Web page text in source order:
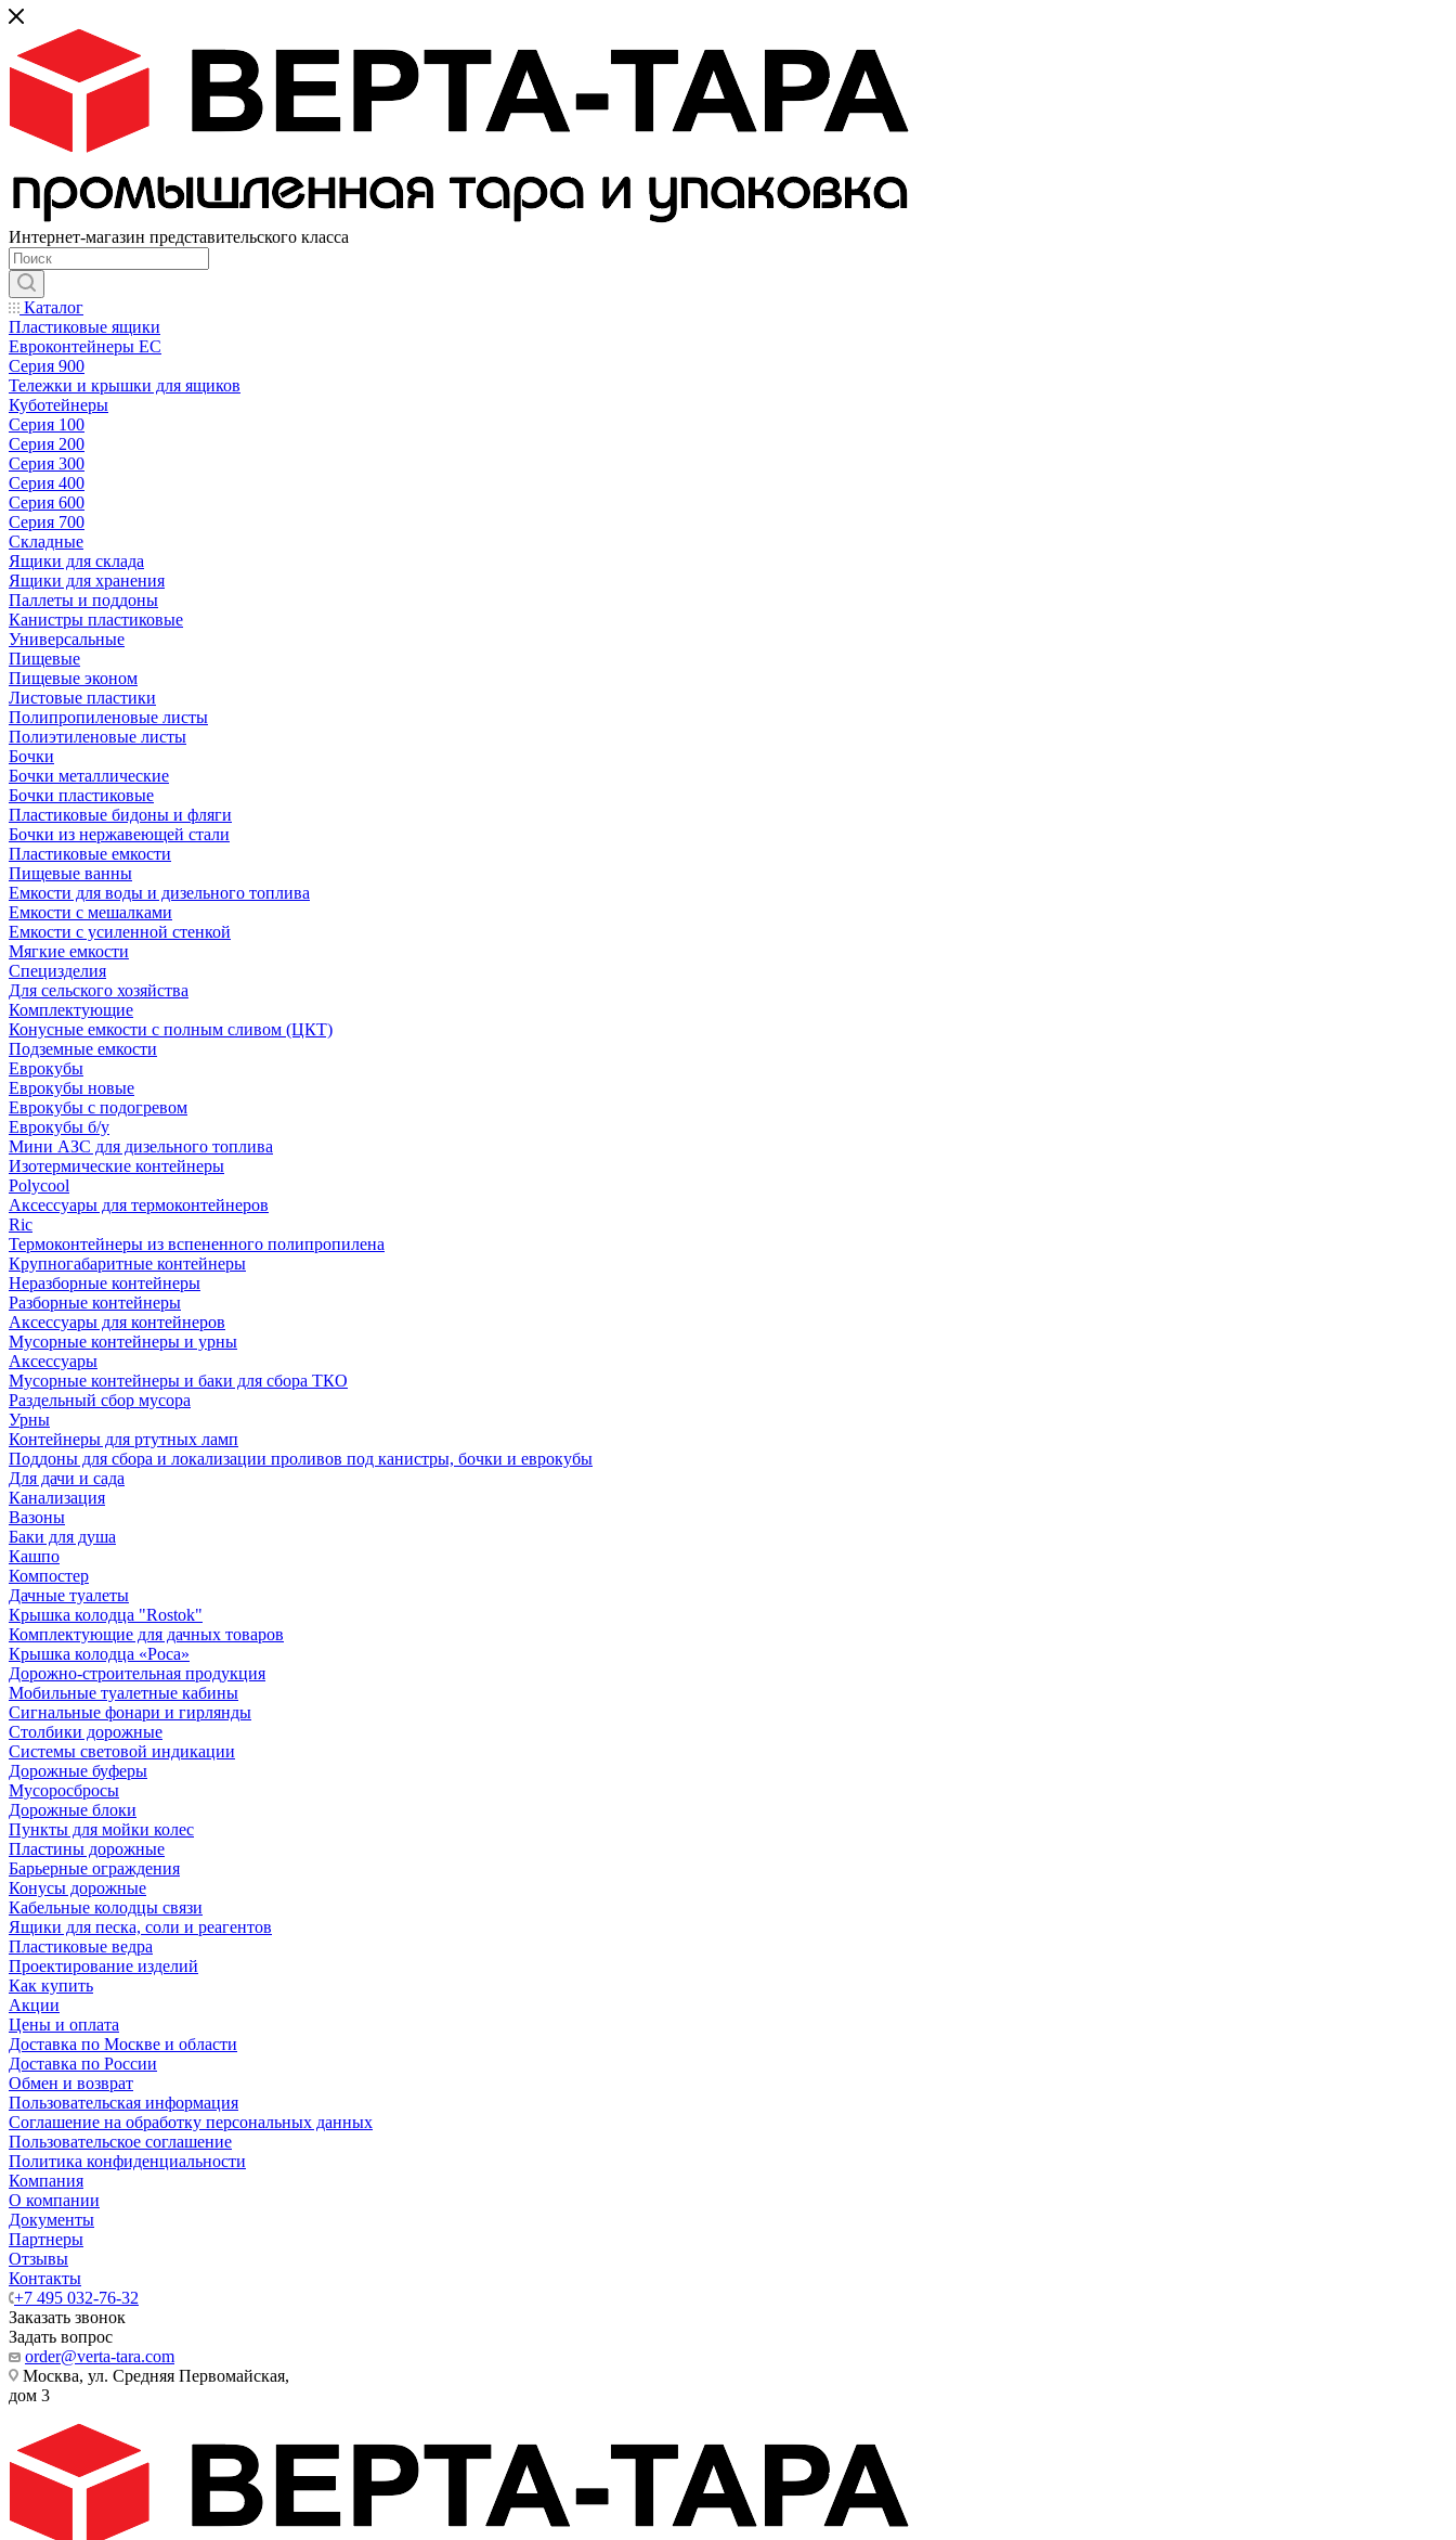
Интернет-магазин представительского класса
Каталог
Пластиковые ящики
Евроконтейнеры ЕС
Серия 900
Тележки и крышки для ящиков
Куботейнеры
Серия 100
Серия 200
Серия 300
Серия 400
Серия 600
Серия 700
Складные
Ящики для склада
Ящики для хранения
Паллеты и поддоны
Канистры пластиковые
Универсальные
Пищевые
Пищевые эконом
Листовые пластики
Полипропиленовые листы
Полиэтиленовые листы
Бочки
Бочки металлические
Бочки пластиковые
Пластиковые бидоны и фляги
Бочки из нержавеющей стали
Пластиковые емкости
Пищевые ванны
Емкости для воды и дизельного топлива
Емкости с мешалками
Емкости с усиленной стенкой
Мягкие емкости
Специзделия
Для сельского хозяйства
Комплектующие
Конусные емкости с полным сливом (ЦКТ)
Подземные емкости
Еврокубы
Еврокубы новые
Еврокубы с подогревом
Еврокубы б/у
Мини АЗС для дизельного топлива
Изотермические контейнеры
Polycool
Аксессуары для термоконтейнеров
Ric
Термоконтейнеры из вспененного полипропилена
Крупногабаритные контейнеры
Неразборные контейнеры
Разборные контейнеры
Аксессуары для контейнеров
Мусорные контейнеры и урны
Аксессуары
Мусорные контейнеры и баки для сбора ТКО
Раздельный сбор мусора
Урны
Контейнеры для ртутных ламп
Поддоны для сбора и локализации проливов под канистры, бочки и еврокубы
Для дачи и сада
Канализация
Вазоны
Баки для душа
Кашпо
Компостер
Дачные туалеты
Крышка колодца "Rostok"
Комплектующие для дачных товаров
Крышка колодца «Роса»
Дорожно-строительная продукция
Мобильные туалетные кабины
Сигнальные фонари и гирлянды
Столбики дорожные
Системы световой индикации
Дорожные буферы
Мусоросбросы
Дорожные блоки
Пункты для мойки колес
Пластины дорожные
Барьерные ограждения
Конусы дорожные
Кабельные колодцы связи
Ящики для песка, соли и реагентов
Пластиковые ведра
Проектирование изделий
Как купить
Акции
Цены и оплата
Доставка по Москве и области
Доставка по России
Обмен и возврат
Пользовательская информация
Соглашение на обработку персональных данных
Пользовательское соглашение
Политика конфиденциальности
Компания
О компании
Документы
Партнеры
Отзывы
Контакты
+7 495 032-76-32
Заказать звонок
Задать вопрос
order@verta-tara.com
Москва, ул. Средняя Первомайская,
дом 3